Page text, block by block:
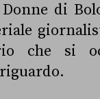
di
che si